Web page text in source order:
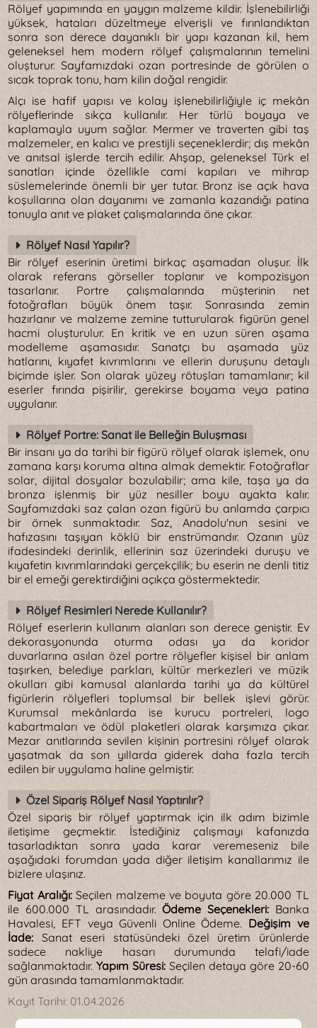
Rölyef yapımında en yaygın malzeme kildir. İşlenebilirliği
yüksek, hataları düzeltmeye elverişli ve fırınlandıktan
sonra son derece dayanıklı bir yapı kazanan kil, hem
geleneksel hem modern rölyef çalışmalarının temelini
oluşturur. Sayfamızdaki ozan portresinde de görülen o
sıcak toprak tonu, ham kilin doğal rengidir.
Alçı ise hafif yapısı ve kolay işlenebilirliğiyle iç mekân
rölyeflerinde sıkça kullanılır. Her türlü boyaya ve
kaplamayla uyum sağlar. Mermer ve traverten gibi taş
malzemeler, en kalıcı ve prestijli seçeneklerdir; dış mekân
ve anıtsal işlerde tercih edilir. Ahşap, geleneksel Türk el
sanatları içinde özellikle cami kapıları ve mihrap
süslemelerinde önemli bir yer tutar. Bronz ise açık hava
koşullarına olan dayanımı ve zamanla kazandığı patina
tonuyla anıt ve plaket çalışmalarında öne çıkar.
Rölyef Nasıl Yapılır?
Bir rölyef eserinin üretimi birkaç aşamadan oluşur. İlk
olarak referans görseller toplanır ve kompozisyon
tasarlanır. Portre çalışmalarında müşterinin net
fotoğrafları büyük önem taşır. Sonrasında zemin
hazırlanır ve malzeme zemine tutturularak figürün genel
hacmi oluşturulur. En kritik ve en uzun süren aşama
modelleme aşamasıdır. Sanatçı bu aşamada yüz
hatlarını, kıyafet kıvrımlarını ve ellerin duruşunu detaylı
biçimde işler. Son olarak yüzey rötuşları tamamlanır; kil
eserler fırında pişirilir, gerekirse boyama veya patina
uygulanır.
Rölyef Portre: Sanat ile Belleğin Buluşması
Bir insanı ya da tarihi bir figürü rölyef olarak işlemek, onu
zamana karşı koruma altına almak demektir. Fotoğraflar
solar, dijital dosyalar bozulabilir; ama kile, taşa ya da
bronza işlenmiş bir yüz nesiller boyu ayakta kalır.
Sayfamızdaki saz çalan ozan figürü bu anlamda çarpıcı
bir örnek sunmaktadır. Saz, Anadolu'nun sesini ve
hafızasını taşıyan köklü bir enstrümandır. Ozanın yüz
ifadesindeki derinlik, ellerinin saz üzerindeki duruşu ve
kıyafetin kıvrımlarındaki gerçekçilik; bu eserin ne denli titiz
bir el emeği gerektirdiğini açıkça göstermektedir.
Rölyef Resimleri Nerede Kullanılır?
Rölyef eserlerin kullanım alanları son derece geniştir. Ev
dekorasyonunda oturma odası ya da koridor
duvarlarına asılan özel portre rölyefler kişisel bir anlam
taşırken, belediye parkları, kültür merkezleri ve müzik
okulları gibi kamusal alanlarda tarihi ya da kültürel
figürlerin rölyefleri toplumsal bir bellek işlevi görür.
Kurumsal mekânlarda ise kurucu portreleri, logo
kabartmaları ve ödül plaketleri olarak karşımıza çıkar.
Mezar anıtlarında sevilen kişinin portresini rölyef olarak
yaşatmak da son yıllarda giderek daha fazla tercih
edilen bir uygulama haline gelmiştir.
Özel Sipariş Rölyef Nasıl Yaptırılır?
Özel sipariş bir rölyef yaptırmak için ilk adım bizimle
iletişime geçmektir. İstediğiniz çalışmayı kafanızda
tasarladıktan sonra yada karar veremeseniz bile
aşağıdaki forumdan yada diğer iletişim kanallarımız ile
bizlere ulaşınız.
Fiyat Aralığı:Seçilen malzeme ve boyuta göre 20.000 TL
ile 600.000 TL arasındadır. Ödeme Seçenekleri: Banka
Havalesi, EFT veya Güvenli Online Ödeme. Değişim ve
İade: Sanat eseri statüsündeki özel üretim ürünlerde
sadece nakliye hasarı durumunda telafi/iade
sağlanmaktadır. Yapım Süresi: Seçilen detaya göre 20-60
gün arasında tamamlanmaktadır.
Kayıt Tarihi: 01.04.2026